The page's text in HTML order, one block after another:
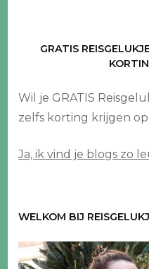
GRATIS
Wil je GRATIS
zelfs korting krijgen
Ja, ik vind je blogs zo
WELKOM BIJ